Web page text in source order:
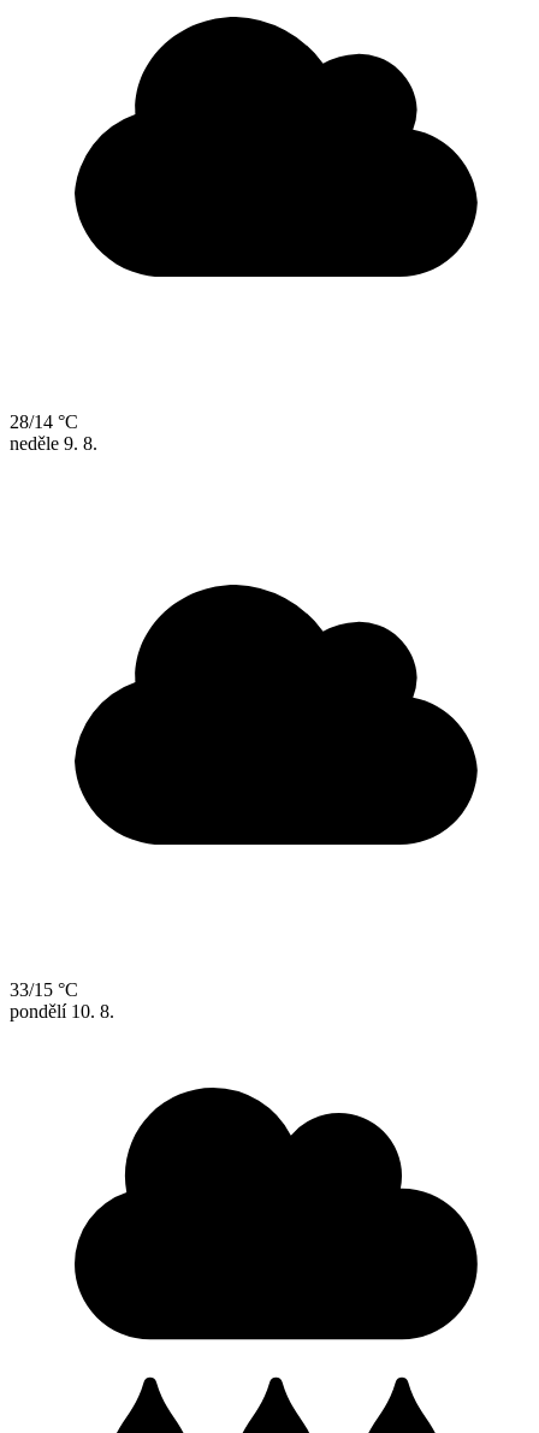
28/14 °C
neděle 9. 8.
33/15 °C
pondělí 10. 8.